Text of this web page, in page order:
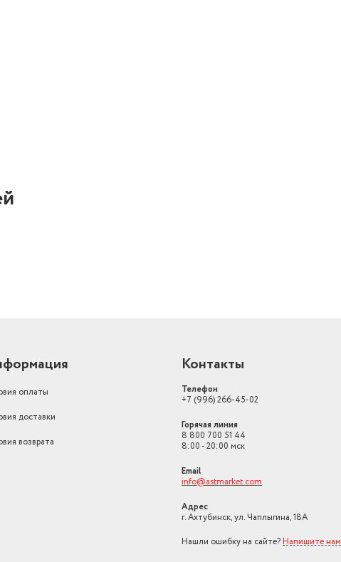
оплаты
доставки
возврата
Контакты
Телефон
+7 (996) 266-45-02
Горячая линия
8 800 700 51 44
8:00 - 20:00 мск
Email
info@astmarket.com
Адрес
г. Ахтубинск, ул. Чаплыгина, 18А
Нашли ошибку на сайте? Напишите нам